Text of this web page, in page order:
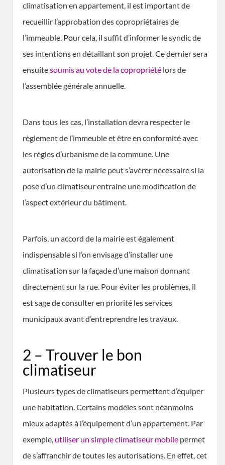
climatisation en appartement, il est important de
recueillir l’approbation des copropriétaires de
l’immeuble. Pour cela, il suffit d’informer le syndic de
ses intentions en détaillant son projet. Ce dernier sera
ensuitesoumis au vote de la copropriété lors de
l’assemblée générale annuelle.
Dans tous les cas, l’installation devra respecter le
règlement de l’immeuble et être en conformité avec
les règles d’urbanisme de la commune. Une
autorisation de la mairie peut s’avérer nécessaire si la
pose d’un climatiseur entraine une modification de
l’aspect extérieur du bâtiment.
Parfois, un accord de la mairie est également
indispensable si l’on envisage d’installer une
climatisation sur la façade d’une maison donnant
directement sur la rue. Pour éviter les problèmes, il
est sage de consulter en priorité les services
municipaux avant d’entreprendre les travaux.
2 – Trouver le bon
climatiseur
Plusieurs types de climatiseurs permettent d’équiper
une habitation. Certains modèles sont néanmoins
mieux adaptés à l’équipement d’un appartement. Par
exemple, utiliser un simple climatiseur mobile permet
de s’affranchir de toutes les autorisations. En effet, cet